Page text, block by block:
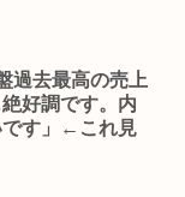
江頭2:50さ
過去最高の売上
好調です。内
です」←これ見